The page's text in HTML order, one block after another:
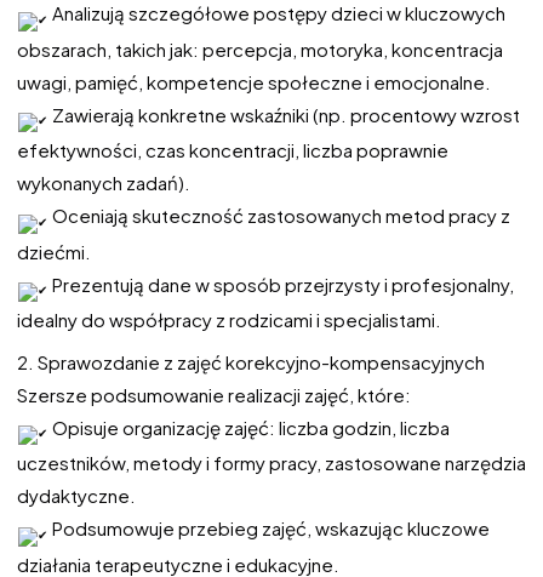
Analizują szczegółowe postępy dzieci w kluczowych
obszarach, takich jak: percepcja, motoryka, koncentracja
uwagi, pamięć, kompetencje społeczne i emocjonalne.
Zawierają konkretne wskaźniki (np. procentowy wzrost
efektywności, czas koncentracji, liczba poprawnie
wykonanych zadań).
Oceniają skuteczność zastosowanych metod pracy z
dziećmi.
Prezentują dane w sposób przejrzysty i profesjonalny,
idealny do współpracy z rodzicami i specjalistami.
2. Sprawozdanie z zajęć korekcyjno-kompensacyjnych
Szersze podsumowanie realizacji zajęć, które:
Opisuje organizację zajęć: liczba godzin, liczba
uczestników, metody i formy pracy, zastosowane narzędzia
dydaktyczne.
Podsumowuje przebieg zajęć, wskazując kluczowe
działania terapeutyczne i edukacyjne.